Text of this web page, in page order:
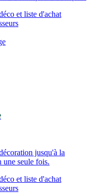
et liste d'achat
jusqu'à la
une seule fois.
et liste d'achat